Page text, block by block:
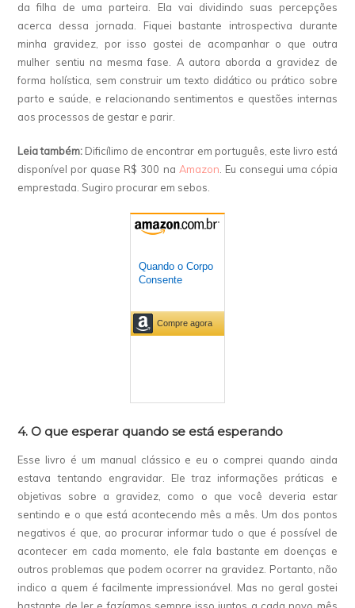
da filha de uma parteira. Ela vai dividindo suas percepções
acerca dessa jornada. Fiquei bastante introspectiva durante
minha gravidez, por isso gostei de acompanhar o que outra
mulher sentiu na mesma fase. A autora aborda a gravidez de
forma holística, sem construir um texto didático ou prático sobre
parto e saúde, e relacionando sentimentos e questões internas
aos processos de gestar e parir.
Leia também: Dificílimo de encontrar em português, este livro está
disponível por quase R$ 300 na Amazon . Eu consegui uma cópia
emprestada. Sugiro procurar em sebos.
4. O que esperar quando se está esperando
Esse livro é um manual clássico e eu o comprei quando ainda
estava tentando engravidar. Ele traz informações práticas e
objetivas sobre a gravidez, como o que você deveria estar
sentindo e o que está acontecendo mês a mês. Um dos pontos
negativos é que, ao procurar informar tudo o que é possível de
acontecer em cada momento, ele fala bastante em doenças e
outros problemas que podem ocorrer na gravidez. Portanto, não
indico a quem é facilmente impressionável. Mas no geral gostei